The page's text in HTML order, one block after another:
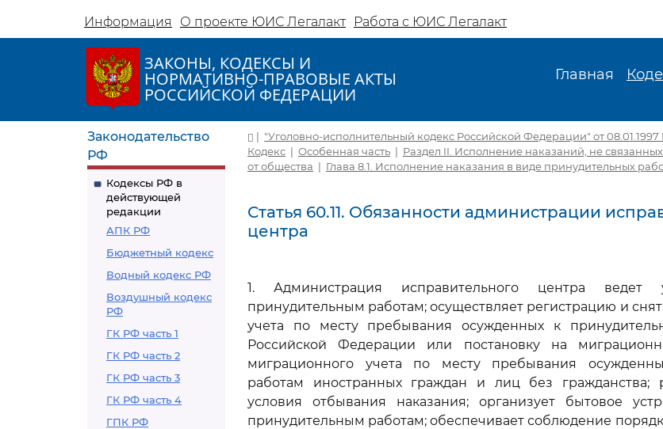
Информация О проекте ЮИС Легалакт Работа с ЮИС Легалакт
ЗАКОНЫ, КОДЕКСЫ И
НОРМАТИВНО-ПРАВОВЫЕ АКТЫ
РОССИЙСКОЙ ФЕДЕРАЦИИ
Главная
Законодательство
РФ
Кодексы РФ в
действующей
редакции
АПК РФ
Бюджетный кодекс
Водный кодекс РФ
Воздушный кодекс
РФ
ГК РФ часть 1
ГК РФ часть 2
ГК РФ часть 3
ГК РФ часть 4
ГПК РФ
| "Уголовно-исполнительный кодекс Российской Федерации" от 08.01.1997
Кодекс | Особенная часть | Раздел II. Исполнение наказаний, не
от общества | Глава 8.1. Исполнение наказания в виде принудительных
Статья 60.11. Обязанности администрации
центра
1. Администрация исправительного центра
принудительным работам; осуществляет регистрацию и
учета по месту пребывания осужденных к
Российской Федерации или постановку на
миграционного учета по месту пребывания
работам иностранных граждан и лиц без гражданства;
условия отбывания наказания; организует бытовое
принудительным работам; обеспечивает соблюдение